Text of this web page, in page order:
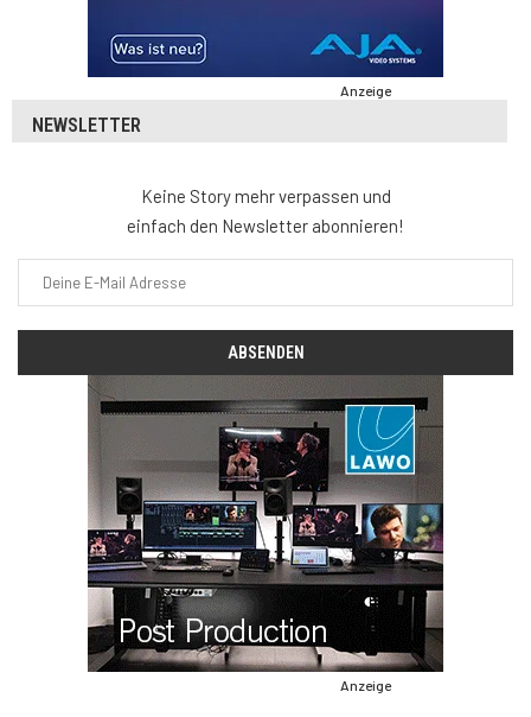
Anzeige
NEWSLETTER
Keine Story mehr verpassen und
einfach den Newsletter abonnieren!
Anzeige